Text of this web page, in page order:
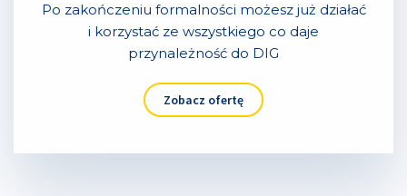
Po zakończeniu formalności możesz już działać
i korzystać ze wszystkiego co daje
przynależność do DIG
Zobacz ofertę